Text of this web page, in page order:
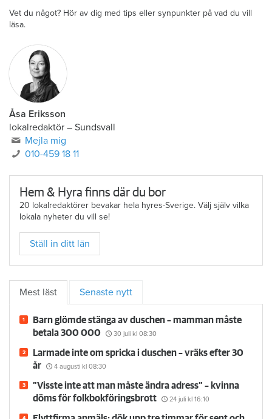
Vet du något? Hör av dig med tips eller synpunkter på vad du vill
läsa.
Åsa Eriksson
lokalredaktör – Sundsvall
Mejla mig
010-459 18 11
Hem & Hyra finns där du bor
20 lokalredaktörer bevakar hela hyres-Sverige. Välj själv vilka
lokala nyheter du vill se!
Ställ in ditt län
Mest läst Senaste nytt
Barn glömde stänga av duschen – mamman måste
betala 300 000
30 juli kl 08:30
Larmade inte om spricka i duschen – vräks efter 30
år
4 augusti kl 08:30
”Visste inte att man måste ändra adress” – kvinna
döms för folkbokföringsbrott
24 juli kl 16:10